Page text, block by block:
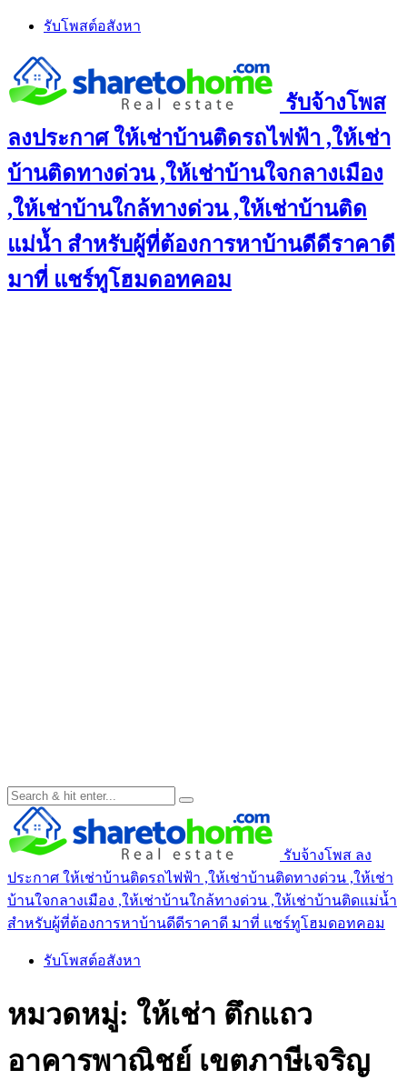
Skip
content
รับโพสต์อสังหา
รับจ้างโพส
ลงประกาศ ให้เช่าบ้านติดรถไฟฟ้า ,ให้เช่า
บ้านติดทางด่วน ,ให้เช่าบ้านใจกลางเมือง
,ให้เช่าบ้านใกล้ทางด่วน ,ให้เช่าบ้านติด
แม่น้ำ สำหรับผู้ที่ต้องการหาบ้านดีดีราคาดี
มาที่ แชร์ทูโฮมดอทคอม
รับจ้างโพส ลง
ประกาศ ให้เช่าบ้านติดรถไฟฟ้า ,ให้เช่าบ้านติดทางด่วน ,ให้เช่า
บ้านใจกลางเมือง ,ให้เช่าบ้านใกล้ทางด่วน ,ให้เช่าบ้านติดแม่น้ำ
สำหรับผู้ที่ต้องการหาบ้านดีดีราคาดี มาที่ แชร์ทูโฮมดอทคอม
รับโพสต์อสังหา
หมวดหมู่: ให้เช่า ตึกแถว
อาคารพาณิชย์ เขตภาษีเจริญ